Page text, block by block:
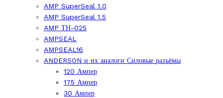
AMP SuperSeal 1.0
AMP SuperSeal 1.5
AMP ТН-025
AMPSEAL
AMPSEAL16
ANDERSON и их аналоги Силовые разъёмы
120 Ампер
175 Ампер
30 Ампер